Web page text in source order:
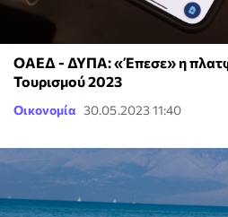
ΟΑΕΔ - ΔΥΠΑ: «Έπεσε» η
Τουρισμού 2023
Οικονομία 30.05.2023 11:40